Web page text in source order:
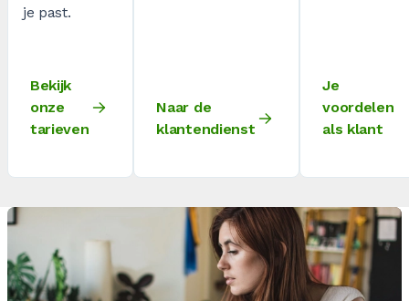
je past.
Bekijk
onze
tarieven
Naar de
klantendienst
Je
voordelen
als klant